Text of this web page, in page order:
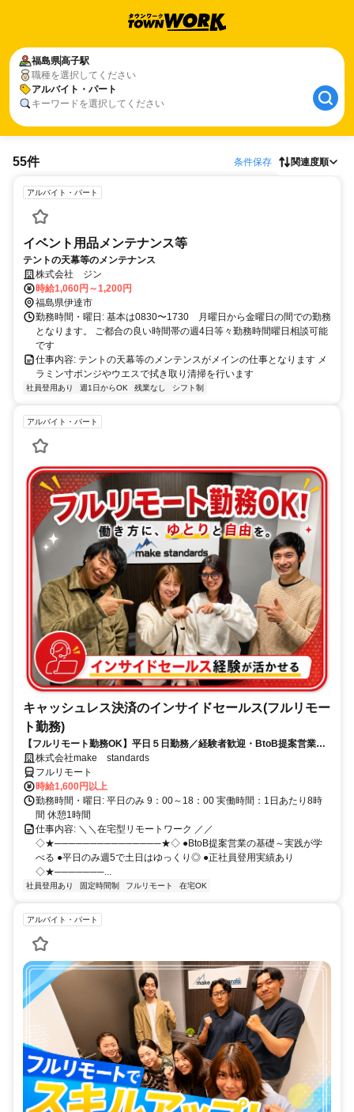
福島県高子駅
職種を選択してください
アルバイト・パート
キーワードを選択してください
55件 条件保存 関連度順
アルバイト・パート
イベント用品メンテナンス等
テントの天幕等のメンテナンス
株式会社 ジン
時給1,060円～1,200円
福島県伊達市
勤務時間・曜日: 基本は0830〜1730 月曜日から金曜日の間での勤務
となります。 ご都合の良い時間帯の週4日等々勤務時間曜日相談可能
です
仕事内容: テントの天幕等のメンテンスがメインの仕事となります メ
ラミン寸ポンジやウエスで拭き取り清掃を行います
社員登用あり 週1日からOK 残業なし シフト制
アルバイト・パート
キャッシュレス決済のインサイドセールス(フルリモー
ト勤務)
【フルリモート勤務OK】平日５日勤務／経験者歓迎・BtoB提案営業で
スキルアップ
株式会社make standards
フルリモート
時給1,600円以上
勤務時間・曜日: 平日のみ 9：00～18：00 実働時間：1日あたり8時
間 休憩1時間
仕事内容: ＼＼在宅型リモートワーク ／／
◇★───────────────★◇ ●BtoB提案営業の基礎～実践が学
べる ●平日のみ週5で土日はゆっくり◎ ●正社員登用実績あり
◇★───────...
社員登用あり 固定時間制 フルリモート 在宅OK
アルバイト・パート